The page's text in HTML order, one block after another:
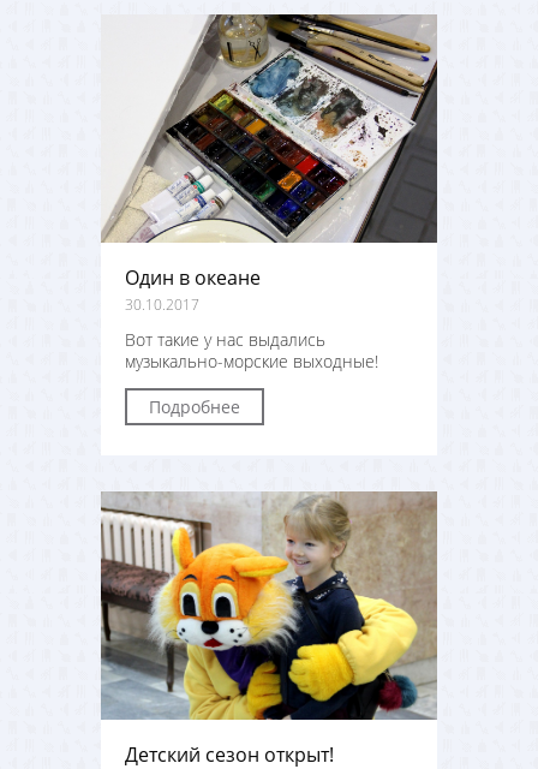
Один в океане
30.10.2017
Вот такие у нас выдались
музыкально-морские выходные!
Подробнее
Детский сезон открыт!